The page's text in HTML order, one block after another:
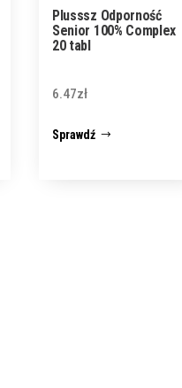
Plusssz Odporność
Senior 100% Complex
20 tabl
6.47zł
Sprawdź